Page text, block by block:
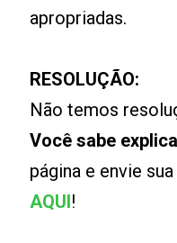
apropriadas.
RESOLUÇÃO:
Não temos
Você sabe
página e envie
AQUI!